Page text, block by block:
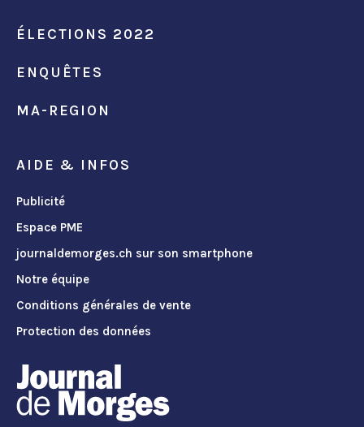
ÉLECTIONS 2022
ENQUÊTES
MA-REGION
AIDE & INFOS
Publicité
Espace PME
journaldemorges.ch sur son smartphone
Notre équipe
Conditions générales de vente
Protection des données